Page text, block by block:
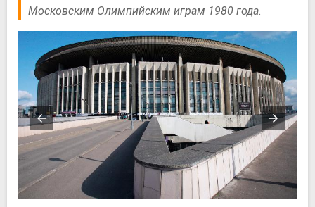
Московским Олимпийским играм 1980 года.